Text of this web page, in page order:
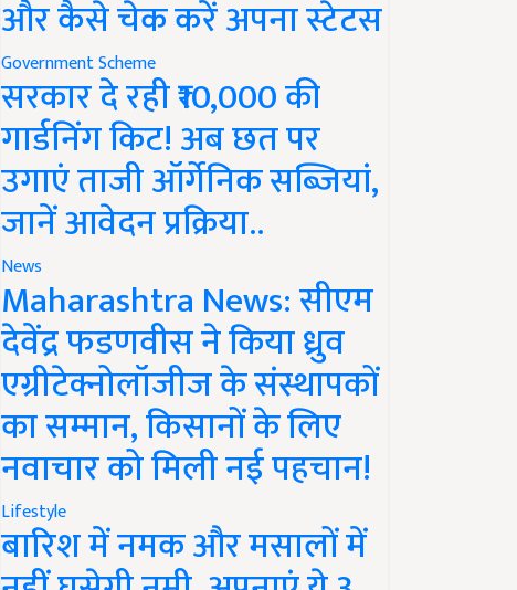
और कैसे चेक करें अपना स्टेटस
Government Scheme
सरकार दे रही ₹10,000 की
गार्डनिंग किट! अब छत पर
उगाएं ताजी ऑर्गेनिक सब्जियां,
जानें आवेदन प्रक्रिया..
News
Maharashtra News: सीएम
देवेंद्र फडणवीस ने किया ध्रुव
एग्रीटेक्नोलॉजीज के संस्थापकों
का सम्मान, किसानों के लिए
नवाचार को मिली नई पहचान!
Lifestyle
बारिश में नमक और मसालों में